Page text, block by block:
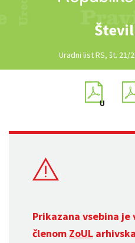
Uradni list RS, št. 21/
Prikazana vsebina je
členom ZoUL